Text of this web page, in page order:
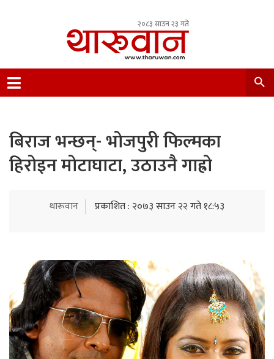
२०८३ साउन २३ गते
Nepal.
बिराज भन्छन्- भोजपुरी फिल्मका
हिरोइन मोटाघाटा, उठाउनै गाह्रो
थारूवान प्रकाशित : २०७३ साउन २२ गते १८:५३